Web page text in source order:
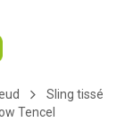
Sling tissé
Tencel